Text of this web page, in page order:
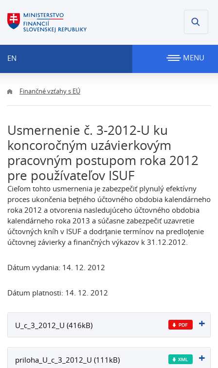
EN MENU
Finančné vzťahy s EÚ
Usmernenie č. 3-2012-U ku
koncoročným uzávierkovým
pracovným postupom roka 2012
pre používateľov ISUF
Cieľom tohto usmernenia je zabezpečiť plynulý efektívny
proces ukončenia beţného účtovného obdobia kalendárneho
roka 2012 a otvorenia nasledujúceho účtovného obdobia
kalendárneho roka 2013 a súčasne zabezpečiť uzavretie
účtovných kníh v ISUF a dodrţanie termínov na predloţenie
účtovnej závierky a finančných výkazov k 31.12.2012.
Dátum vydania: 14. 12. 2012
Dátum platnosti: 14. 12. 2012
U_c_3_2012_U (416kB)
priloha_U_c_3_2012_U (111kB)